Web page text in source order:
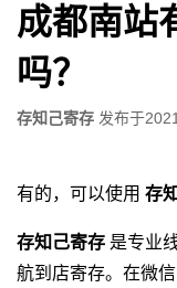
成都南站
吗？
存知己寄存 发布于
有的，可以使用 存
存知己寄存 是专业
航到店寄存。在微